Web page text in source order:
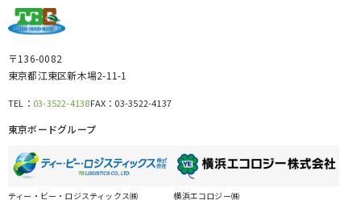
〒136-0082
東京都江東区新木場2-11-1
TEL： 03-3522-4138FAX： 03-3522-4137
東京ボードグループ
ティー・ビー・ロジスティックス㈱ 横浜エコロジー㈱